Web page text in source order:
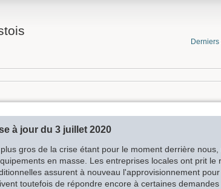
à jour du 3 juillet 2020
gros de la crise étant pour le moment derrière
en masse. Les entreprises locales ont prit le
assurent à nouveau l'approvisionnement
toutefois de répondre encore à certaines demandes